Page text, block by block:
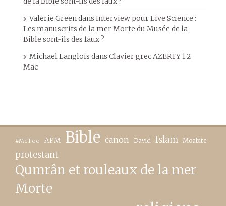
Valerie Greendans Interview pour Live Science :
Les manuscrits de la mer Morte du Musée de la
Bible sont-ils des faux ?
Michael Langlois dans Clavier grec AZERTY 1.2
Mac
#MeToo APM Bible canon David Islam Moabite
protestant
Qumrân et rouleaux de la mer
Morte